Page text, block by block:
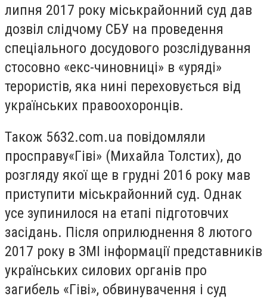
липня 2017 року міськрайонний суд дав
дозвіл слідчому СБУ на проведення
спеціального досудового розслідування
стосовно «екс-чиновниці» в «уряді»
терористів, яка нині переховується від
українських правоохоронців.
Також 5632.com.ua повідомляли
просправу«Гіві» (Михайла Толстих), до
розгляду якої ще в грудні 2016 року мав
приступити міськрайонний суд. Однак
усе зупинилося на етапі підготовчих
засідань. Після оприлюднення 8 лютого
2017 року в ЗМІ інформації представників
українських силових органів про
загибель «Гіві», обвинувачення і суд